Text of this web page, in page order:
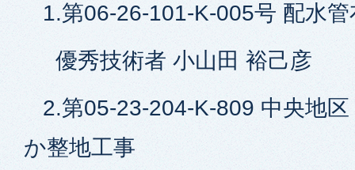
1.第06-26-101-K-005号 配水管
優秀技術者 小山田 裕己彦
2.第05-23-204-K-809 中央地
か整地工事